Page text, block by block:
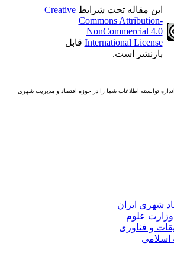
این مقاله تحت شرایطCreative
Commons Attribution-
NonCommercial 4.0
International Licenseقابل
بازنشر است.
توانسته اطلاعات شما را در حوزه اقتصاد و مدیریت شهری
ایران
علوم
و فناوری